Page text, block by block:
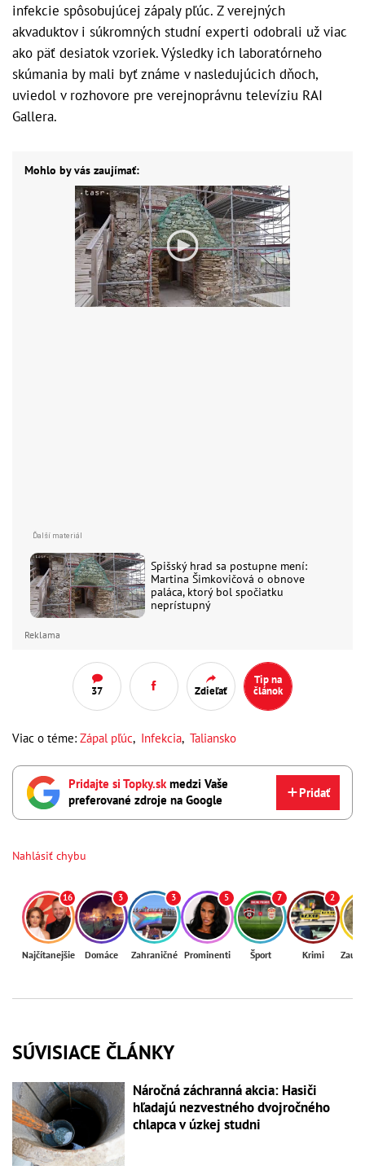
infekcie spôsobujúcej zápaly pľúc. Z verejných
akvaduktov i súkromných studní experti odobrali už viac
ako päť desiatok vzoriek. Výsledky ich laboratórneho
skúmania by mali byť známe v nasledujúcich dňoch,
uviedol v rozhovore pre verejnoprávnu televíziu RAI
Gallera.
Mohlo by vás zaujímať:
Spišský hrad sa postupne mení:
Martina Šimkovičová o obnove
paláca, ktorý bol spočiatku
neprístupný
Reklama
37 Zdieľať
Tip na
článok
Viac o téme: Zápal pľúc, Infekcia, Taliansko
Pridajte si Topky.skmedzi Vaše
preferované zdroje na Google
Pridať
Nahlásiť chybu
16
Najčítanejšie
3
Domáce
3
Zahraničné
5
Prominenti
7
Šport
2
Krimi
SÚVISIACE ČLÁNKY
Náročná záchranná akcia: Hasiči
hľadajú nezvestného dvojročného
chlapca v úzkej studni